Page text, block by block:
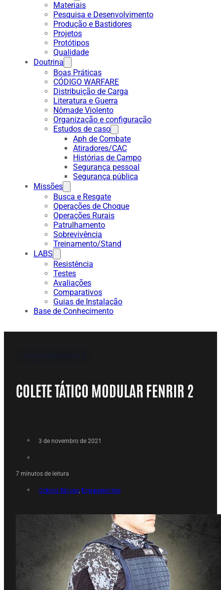
Materiais
Pesquisa e Desenvolvimento
Produção e Bastidores
Projetos
Protótipos
Qualidade
Doutrina
Boas Práticas
CÓDIGO WARFARE
Distribuição de Carga
Literatura e Guerra
Nômade Violento
Organização e configuração
Estudos de caso
Aph de Combate
Atiradores/CAC
Histórias de Campo
Segurança pessoal
Segurança pública
Missões
Busca e Resgate
Operações de Choque
Operações Rurais
Patrulhamento
Sobrevivência
Treinamento/Stand
LABS
Resistência
Testes
Avaliações
Comparativos
Guias de Instalação
Base de Conhecimento
COLETE TÁTICO MODULAR FENRIR 2
3 de novembro de 2021
7 minutos de leitura
Coletes Táticos, Equipamentos